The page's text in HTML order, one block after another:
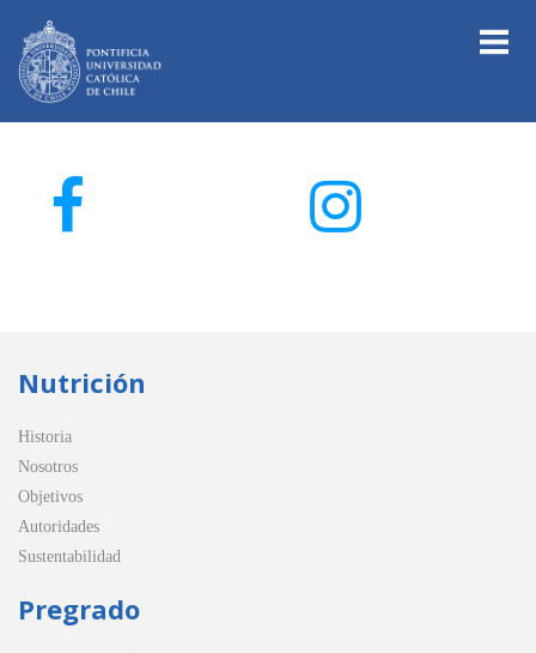
Nutrición
Historia
Nosotros
Objetivos
Autoridades
Sustentabilidad
Pregrado